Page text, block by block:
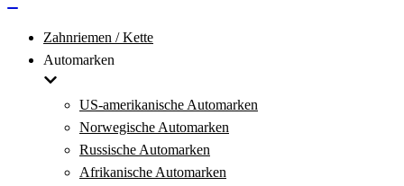
Zahnriemen / Kette
Automarken
US-amerikanische Automarken
Norwegische Automarken
Russische Automarken
Afrikanische Automarken